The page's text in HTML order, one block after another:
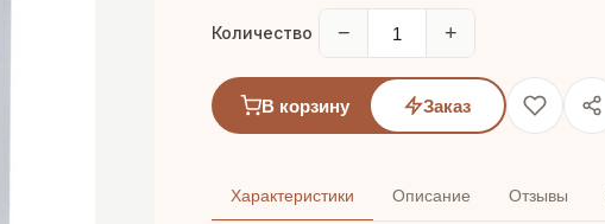
Количество − +
В корзину Заказ
Характеристики Описание Отзывы